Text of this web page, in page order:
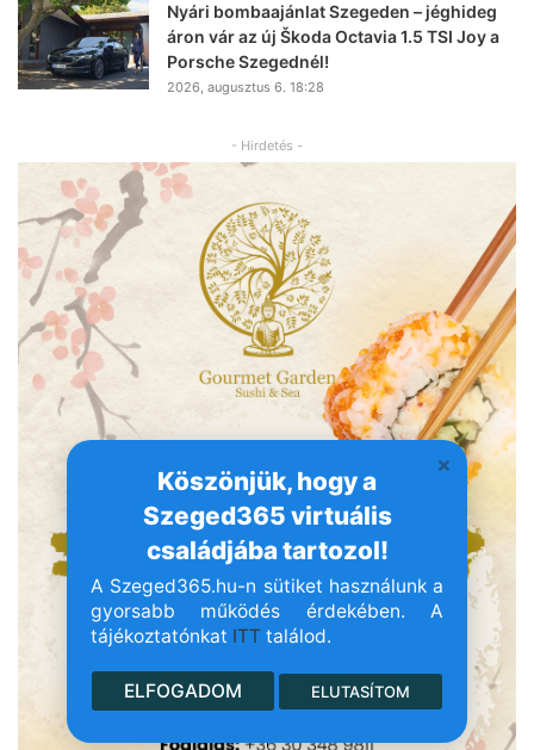
Köszönjük, hogy a
Szeged365 virtuális
családjába tartozol!
A Szeged365.hu-n sütiket használunk a
gyorsabb működés érdekében. A
tájékoztatónkat ITT találod.
ELFOGADOM ELUTASÍTOM
Nyári bombaajánlat Szegeden – jéghideg
áron vár az új Škoda Octavia 1.5 TSI Joy a
Porsche Szegednél!
2026, augusztus 6. 18:28
- Hirdetés -